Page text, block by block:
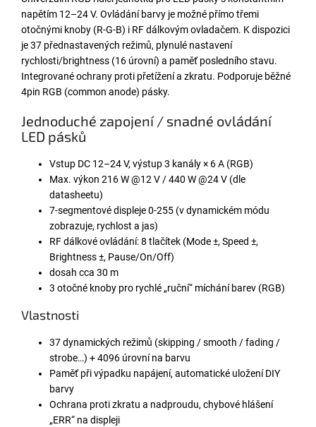
napětím 12–24 V. Ovládání barvy je možné přímo třemi
otočnými knoby (R-G-B) i RF dálkovým ovladačem. K dispozici
je 37 přednastavených režimů, plynulé nastavení
rychlosti/brightness (16 úrovní) a paměť posledního stavu.
Integrované ochrany proti přetížení a zkratu. Podporuje běžné
4pin RGB (common anode) pásky.
Jednoduché zapojení / snadné ovládání
LED pásků
Vstup DC 12–24 V, výstup 3 kanály × 6 A (RGB)
Max. výkon 216 W @12 V / 440 W @24 V (dle
datasheetu)
7-segmentové displeje 0-255 (v dynamickém módu
zobrazuje, rychlost a jas)
RF dálkové ovládání: 8 tlačítek (Mode ±, Speed ±,
Brightness ±, Pause/On/Off)
dosah cca 30 m
3 otočné knoby pro rychlé „ruční“ míchání barev (RGB)
Vlastnosti
37 dynamických režimů (skipping / smooth / fading /
strobe…) + 4096 úrovní na barvu
Paměť při výpadku napájení, automatické uložení DIY
barvy
Ochrana proti zkratu a nadproudu, chybové hlášení
„ERR“ na displeji